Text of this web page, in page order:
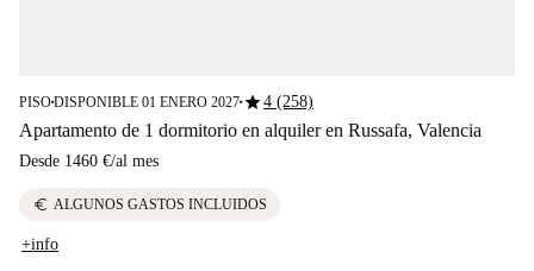
PISO■DISPONIBLE 01 ENERO 2027■star4 (258)
Apartamento de 1 dormitorio en alquiler en Russafa, Valencia
Desde 1460 €/al mes
euro ALGUNOS GASTOS INCLUIDOS
+info